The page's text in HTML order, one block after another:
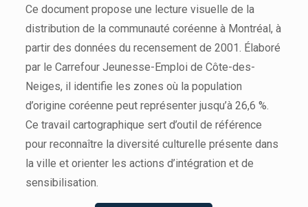
Ce document propose une lecture visuelle de la
distribution de la communauté coréenne à Montréal, à
partir des données du recensement de 2001. Élaboré
par le Carrefour Jeunesse-Emploi de Côte-des-
Neiges, il identifie les zones où la population
d’origine coréenne peut représenter jusqu’à 26,6 %.
Ce travail cartographique sert d’outil de référence
pour reconnaître la diversité culturelle présente dans
la ville et orienter les actions d’intégration et de
sensibilisation.